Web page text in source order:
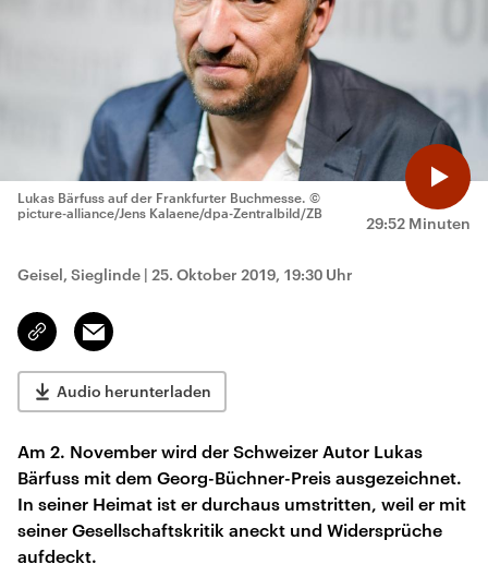
29:52 Minuten
Lukas Bärfuss auf der Frankfurter Buchmesse. ©
picture-alliance/Jens Kalaene/dpa-Zentralbild/ZB
Geisel, Sieglinde | 25. Oktober 2019, 19:30 Uhr
Link
kopieren/teilen
Email
Audio herunterladen
Am 2. November wird der Schweizer Autor Lukas
Bärfuss mit dem Georg-Büchner-Preis ausgezeichnet.
In seiner Heimat ist er durchaus umstritten, weil er mit
seiner Gesellschaftskritik aneckt und Widersprüche
aufdeckt.